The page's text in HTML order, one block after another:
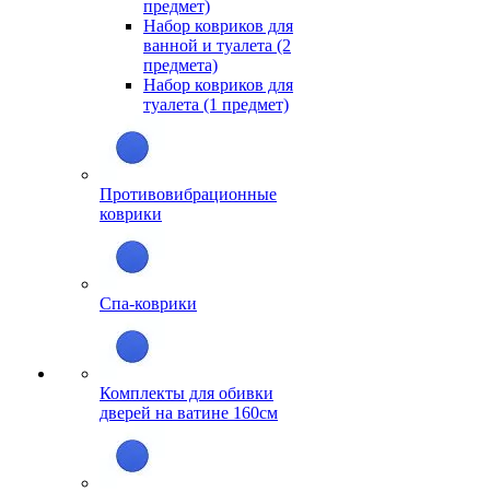
предмет)
Набор ковриков для
ванной и туалета (2
предмета)
Набор ковриков для
туалета (1 предмет)
Противовибрационные
коврики
Спа-коврики
Комплекты для обивки
дверей на ватине 160см